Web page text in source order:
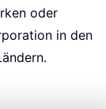
oder
in den